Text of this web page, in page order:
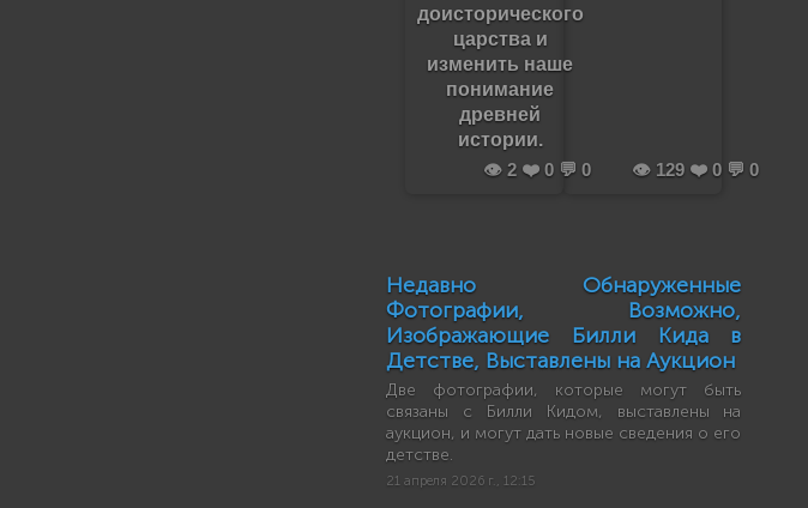
доисторического
царства и
изменить наше
понимание
древней
истории.
👁️ 2 ❤️ 0 💬 0 👁️ 129 ❤️ 0 💬 0
Недавно Обнаруженные
Фотографии, Возможно,
Изображающие Билли Кида в
Детстве, Выставлены на Аукцион
Две фотографии, которые могут быть
связаны с Билли Кидом, выставлены на
аукцион, и могут дать новые сведения о его
детстве.
21 апреля 2026 г., 12:15